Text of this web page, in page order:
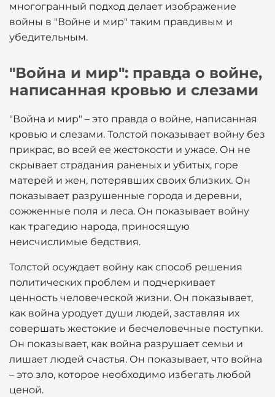
многогранный подход делает изображение
войны в "Войне и мир" таким правдивым и
убедительным.
"Война и мир": правда о войне,
написанная кровью и слезами
"Война и мир" – это правда о войне, написанная
кровью и слезами. Толстой показывает войну без
прикрас, во всей ее жестокости и ужасе. Он не
скрывает страдания раненых и убитых, горе
матерей и жен, потерявших своих близких. Он
показывает разрушенные города и деревни,
сожженные поля и леса. Он показывает войну
как трагедию народа, приносящую
неисчислимые бедствия.
Толстой осуждает войну как способ решения
политических проблем и подчеркивает
ценность человеческой жизни. Он показывает,
как война уродует души людей, заставляя их
совершать жестокие и бесчеловечные поступки.
Он показывает, как война разрушает семьи и
лишает людей счастья. Он показывает, что война
– это зло, которое необходимо избегать любой
ценой.